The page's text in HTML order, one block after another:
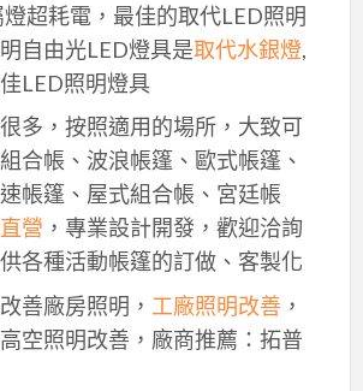
超耗電，最佳的取代LED照明
自由光LED燈具是取代水銀燈,
LED照明燈具
多，按照適用的場所，大致可
合帳、波浪帳篷、歐式帳篷、
帳篷、屋式組合帳、宮廷帳
營 ，專業設計開發，歡迎洽詢
各種活動帳篷的訂做、客製化
善廠房照明， 工廠照明改善，
空照明改善，廠商推薦：拓普